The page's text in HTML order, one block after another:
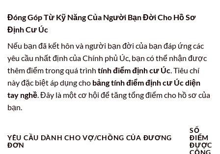
Đóng Góp Từ Kỹ Năng Của Người Bạn Đời Cho Hồ Sơ
Định Cư Úc
Nếu bạn đã kết hôn và người bạn đời của bạn đáp ứng các
yêu cầu nhất định của Chính phủ Úc, bạn có thể nhận được
thêm điểm trong quá trình tính điểm định cư Úc . Tiêu chí
này đặc biệt áp dụng cho bảng tính điểm định cư Úc diện
tay nghề . Đây là một cơ hội để tăng tổng điểm cho hồ sơ của
bạn.
YÊU CẦU DÀNH CHO VỢ/CHỒNG CỦA ĐƯƠNG
ĐƠN
SỐ
ĐIỂM
ĐƯỢC